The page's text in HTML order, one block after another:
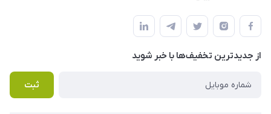
املاک مدنی - نوساز شاپ
لیست محصولات
درباره ما
قوانین و مقررات
حریم خصوصی
راهنما
پرسش های متداول
از جدید‌ترین تخفیف‌ها با‌ خبر شوید
ثبت